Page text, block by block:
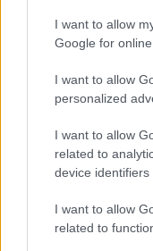
I want to allow
Google for
I want to allow
personalized
I want to allow
related to
device identifiers
I want to allow
related to
Múlt héten ez a
Igen, ő Kanye